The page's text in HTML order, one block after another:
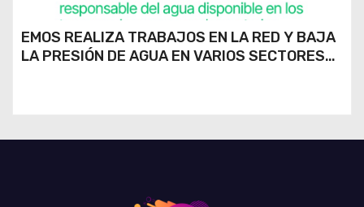
EMOS REALIZA TRABAJOS EN LA RED Y BAJA
LA PRESIÓN DE AGUA EN VARIOS SECTORES